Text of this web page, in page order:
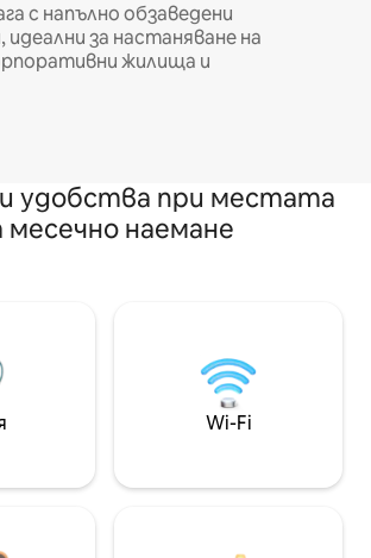
с напълно обзаведени
за настаняване на
жилища и
удобства при местата
месечно наемане
Wi-Fi